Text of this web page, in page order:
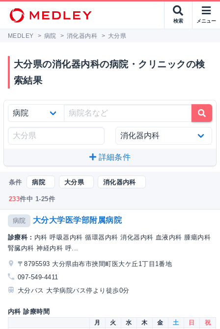
検索 メニュー
MEDLEY > 病院 > 消化器内科 > 大分県
大分県の消化器内科の病院・クリニックの検
索結果
詳細条件
条件 病院 大分県 消化器内科
233件中 1-25件
病院 大分大学医学部附属病院
診療科： 内科 呼吸器内科 循環器内科 消化器内科 血液内科 腫瘍内科
腎臓内科 神経内科 呼...
〒8795593 大分県由布市挾間町医大ケ丘1丁目1番地
097-549-4411
大分バス 大学病院バス停より徒歩0分
内科 診療時間
月 火 水 木 金 土 日
祝